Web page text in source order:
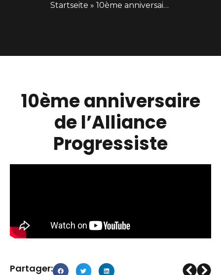
Startseite » 10ème anniversaire de l’Alliance Progressiste
10ème anniversaire
de l’Alliance
Progressiste
Partager: